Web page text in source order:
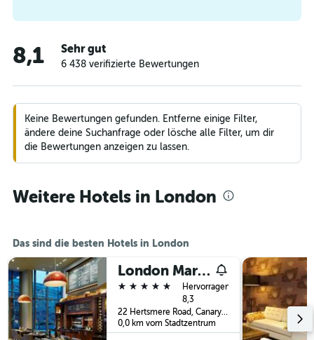
8,1 Sehr gut
6 438 verifizierte Bewertungen
Keine Bewertungen gefunden. Entferne einige Filter,
ändere deine Suchanfrage oder lösche alle Filter, um dir
die Bewertungen anzeigen zu lassen.
Weitere Hotels in London
Das sind die besten Hotels in London
London Marriott Hotel Canary Wharf
5 Sterne
Hervorragend
8,3
22 Hertsmere Road, Canary Wharf, London, Großbritannien
0,0 km vom Stadtzentrum